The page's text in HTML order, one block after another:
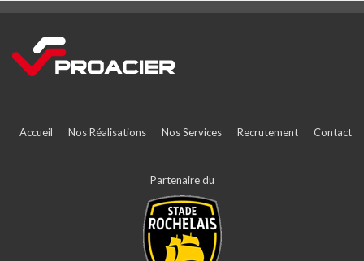
Accueil Nos Réalisations Nos Services Recrutement Contact
Partenaire du